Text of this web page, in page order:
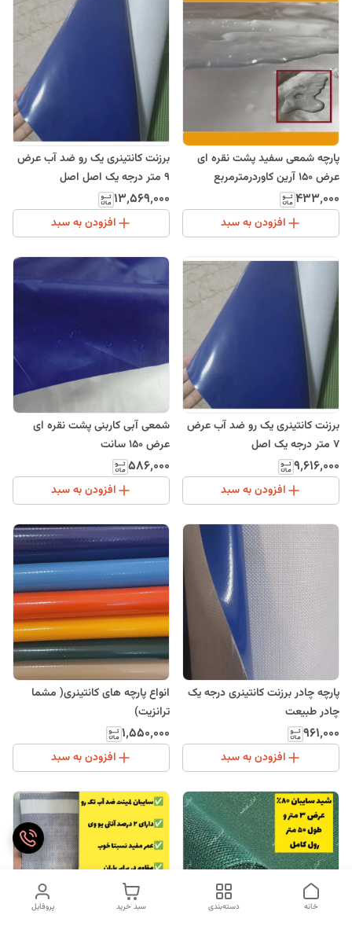
پارچه شمعی سفید پشت نقره ای
عرض 150 آرین کاوردرمترمربع
۴۳۳٬۰۰۰
افزودن به سبد
برزنت کانتینری یک رو ضد آب عرض
9 متر درجه یک اصل اصل
۱۳٬۵۶۹٬۰۰۰
افزودن به سبد
برزنت کانتینری یک رو ضد آب عرض
7 متر درجه یک اصل
۹٬۶۱۶٬۰۰۰
افزودن به سبد
شمعی آبی کاربنی پشت نقره ای
عرض 150 سانت
۵۸۶٬۰۰۰
افزودن به سبد
پارچه چادر برزنت کانتینری درجه یک
چادر طبیعت
۹۶۱٬۰۰۰
افزودن به سبد
انواع پارچه های کانتینری( مشما
ترانزیت)
۱٬۵۵۰٬۰۰۰
افزودن به سبد
پروفایل سبد خرید دسته‌بندی خانه